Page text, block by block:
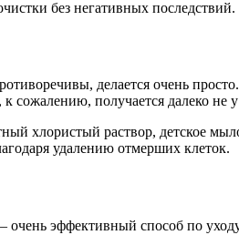
без негативных
делается очень
сожалению, получается далеко не у
хлористый раствор, детское
удалению отмерших клеток.
эффективный способ по